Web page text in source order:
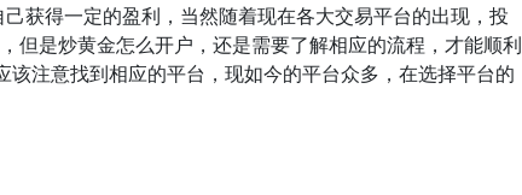
获得一定的盈利，当然随着现在各大交易平台的出现，投
但是炒黄金怎么开户，还是需要了解相应的流程，才能顺利
注意找到相应的平台，现如今的平台众多，在选择平台的